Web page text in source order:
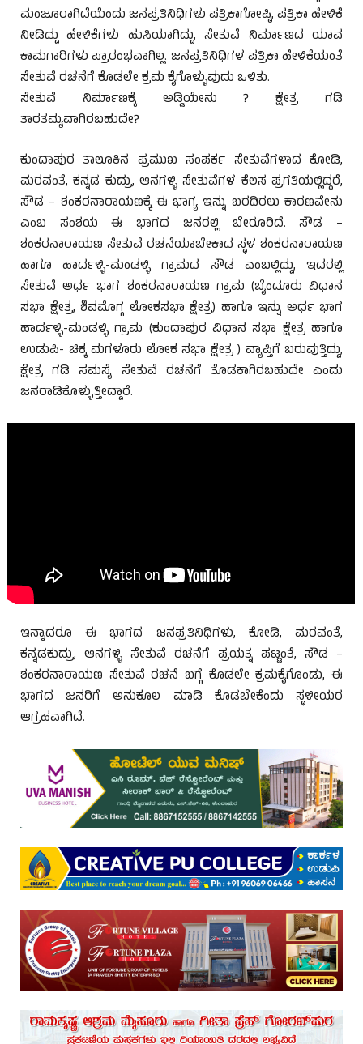
ಮಂಜೂರಾಗಿದೆಯೆಂದು ಜನಪ್ರತಿನಿಧಿಗಳು ಪತ್ರಿಕಾಗೋಷ್ಠಿ, ಪತ್ರಿಕಾ ಹೇಳಿಕೆ
ನೀಡಿದ್ದು ಹೇಳಿಕೆಗಳು ಹುಸಿಯಾಗಿದ್ದು, ಸೇತುವೆ ನಿರ್ಮಾಣದ ಯಾವ
ಕಾಮಗಾರಿಗಳು ಪ್ರಾರಂಭವಾಗಿಲ್ಲ. ಜನಪ್ರತಿನಿಧಿಗಳ ಪತ್ರಿಕಾ ಹೇಳಿಕೆಯಂತೆ
ಸೇತುವೆ ರಚನೆಗೆ ಕೊಡಲೇ ಕ್ರಮ ಕೈಗೊಳ್ಳುವುದು ಒಳಿತು.
ಸೇತುವೆ ನಿರ್ಮಾಣಕ್ಕೆ ಅಡ್ಡಿಯೇನು ? ಕ್ಷೇತ್ರ ಗಡಿ
ತಾರತಮ್ಯವಾಗಿರಬಹುದೇ?
ಕುಂದಾಪುರ ತಾಲೂಕಿನ ಪ್ರಮುಖ ಸಂಪರ್ಕ ಸೇತುವೆಗಳಾದ ಕೋಡಿ,
ಮರವಂತೆ, ಕನ್ನಡ ಕುದ್ರು, ಆನಗಳ್ಳಿ ಸೇತುವೆಗಳ ಕೆಲಸ ಪ್ರಗತಿಯಲ್ಲಿದ್ದರೆ,
ಸೌಡ – ಶಂಕರನಾರಾಯಣಕ್ಕೆ ಈ ಭಾಗ್ಯ ಇನ್ನು ಬರದಿರಲು ಕಾರಣವೇನು
ಎಂಬ ಸಂಶಯ ಈ ಭಾಗದ ಜನರಲ್ಲಿ ಬೇರೂರಿದೆ. ಸೌಡ –
ಶಂಕರನಾರಾಯಣ ಸೇತುವೆ ರಚನೆಯಾಬೇಕಾದ ಸ್ಥಳ ಶಂಕರನಾರಾಯಣ
ಹಾಗೂ ಹಾರ್ದಳ್ಳಿ-ಮಂಡಳ್ಳಿ ಗ್ರಾಮದ ಸೌಡ ಎಂಬಲ್ಲಿದ್ದು, ಇದರಲ್ಲಿ
ಸೇತುವೆ ಅರ್ಧ ಭಾಗ ಶಂಕರನಾರಾಯಣ ಗ್ರಾಮ (ಬೈಂದೂರು ವಿಧಾನ
ಸಭಾ ಕ್ಷೇತ್ರ, ಶಿವಮೊಗ್ಗ ಲೋಕಸಭಾ ಕ್ಷೇತ್ರ) ಹಾಗೂ ಇನ್ನು ಅರ್ಧ ಭಾಗ
ಹಾರ್ದಳ್ಳಿ-ಮಂಡಳ್ಳಿ ಗ್ರಾಮ (ಕುಂದಾಪುರ ವಿಧಾನ ಸಭಾ ಕ್ಷೇತ್ರ ಹಾಗೂ
ಉಡುಪಿ- ಚಿಕ್ಕ ಮಗಳೂರು ಲೋಕ ಸಭಾ ಕ್ಷೇತ್ರ ) ವ್ಯಾಪ್ತಿಗೆ ಬರುವುತ್ತಿದ್ದು,
ಕ್ಷೇತ್ರ ಗಡಿ ಸಮಸ್ಯೆ ಸೇತುವೆ ರಚನೆಗೆ ತೊಡಕಾಗಿರಬಹುದೇ ಎಂದು
ಜನರಾಡಿಕೊಳ್ಳುತ್ತೀದ್ದಾರೆ.
ಇನ್ನಾದರೂ ಈ ಭಾಗದ ಜನಪ್ರತಿನಿಧಿಗಳು, ಕೋಡಿ, ಮರವಂತೆ,
ಕನ್ನಡಕುದ್ರು, ಆನಗಳ್ಳಿ ಸೇತುವೆ ರಚನೆಗೆ ಪ್ರಯತ್ನ ಪಟ್ಟಂತೆ, ಸೌಡ –
ಶಂಕರನಾರಾಯಣ ಸೇತುವೆ ರಚನೆ ಬಗ್ಗೆ ಕೊಡಲೇ ಕ್ರಮಕೈಗೊಂಡು, ಈ
ಭಾಗದ ಜನರಿಗೆ ಅನುಕೂಲ ಮಾಡಿ ಕೊಡಬೇಕೆಂದು ಸ್ಥಳೀಯರ
ಆಗ್ರಹವಾಗಿದೆ.